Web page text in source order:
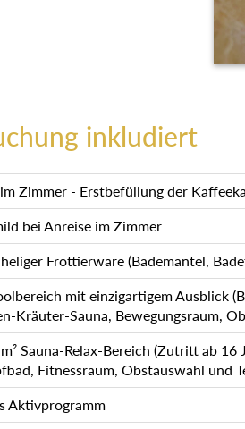
inkludiert
Zimmer - Erstbefüllung der
bei Anreise im Zimmer
Frottierware (Bademantel,
mit einzigartigem Ausblick
Kräuter-Sauna, Bewegungsraum,
Sauna-Relax-Bereich (Zutritt ab
Fitnessraum, Obstauswahl und
Aktivprogramm